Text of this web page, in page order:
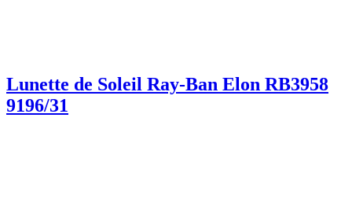
Lunette de Soleil Ray-Ban Elon RB3958
9196/31